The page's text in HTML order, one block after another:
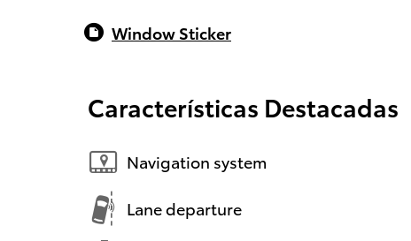
Window Sticker
Características Destacadas
Navigation system
Lane departure